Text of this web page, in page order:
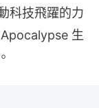
科技飛躍的力
生